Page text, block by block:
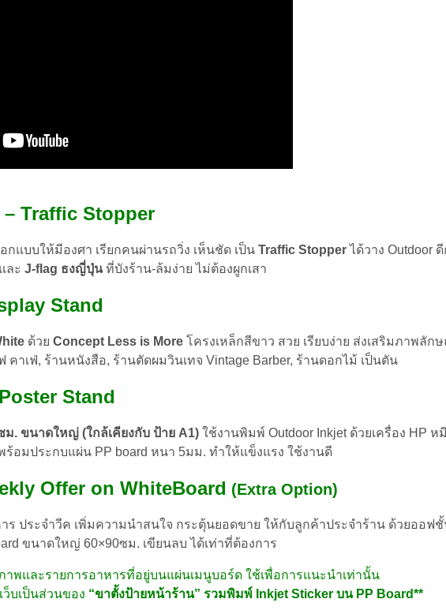
– Traffic Stopper
กแบบให้มีองศา เรียกคนผ่านรถวิ่ง เห็นชัด เป็น Traffic Stopperได้วาง Outdoor
และ J-flag ธงญี่ปุ่นที่บังร้าน-ล้มง่าย ไม่ต้องผูกเสา
Stand
ด้วย Concept Less is More โครงเหล็กสีขาว สวย เรียบง่าย ส่งเสริมภาพลัก
คาเฟ่, ร้านหนังสือ, ร้านตัดผมวินเทจ Vintage Barber, ร้านดอกไม้ เป็นตัน
Stand
ม. ขนาดใหญ่ (ใกล้เคียงกับ ป้าย A1) ใช้งานพิมพ์ Outdoor Inkjet ด้วยเครื่อง HP
อมประกบแผ่น PP board หนา 5มม. ทำให้แข็งแรง ใช้งานดี
Offer on WhiteBoard (Extra Option)
ร ประจำวีค เพิ่มความนำสนใจ กระตุ้นยอดขาย ให้กับลูกค้าประจำร้าน ด้วยออฟ
ขนาดใหญ่ 60×90ซม. เขียนลบ ได้เท่าที่ต้องการ
าพและรายการอาหารที่อยู่บนแผ่นเมนูบอร์ด ใช้เพื่อการแนะนำเท่านั้น
ว็บเป็นส่วนของ “ขาตั้งป้ายหน้าร้าน” รวมพิมพ์ Inkjet Sticker บน PP Board**